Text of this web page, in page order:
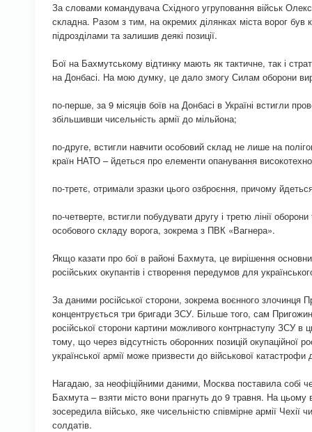
За словами командувача Східного угруповання військ
складна. Разом з тим, на окремих ділянках міста ворог був
підрозділами та залишив деякі позиції.
Бої на Бахмутському відтинку мають як тактичне, так і
на Донбасі. На мою думку, це дало змогу Силам оборони
по-перше, за 9 місяців боїв на Донбасі в Україні встигли
збільшивши чисельність армії до мільйона;
по-друге, встигли навчити особовий склад не лише на
країн НАТО – йдеться про елементи опанування
по-третє, отримали зразки цього озброєння, причому
по-четверте, встигли побудувати другу і третю лінії оборони
особового складу ворога, зокрема з ПВК «Вагнера».
Якщо казати про бої в районі Бахмута, це вирішення
російських окупантів і створення передумов для
За даними російської сторони, зокрема воєнного злочинця
концентрується три бригади ЗСУ. Більше того, сам
російської сторони картини можливого контрнаступу ЗСУ
тому, що через відсутність оборонних позицій окупаційної
української армії може призвести до військової катастрофи
Нагадаю, за неофіційними даними, Москва поставила собі
Бахмута – взяти місто вони прагнуть до 9 травня. На цьому
зосередила військо, яке чисельністю співмірне армії
солдатів.